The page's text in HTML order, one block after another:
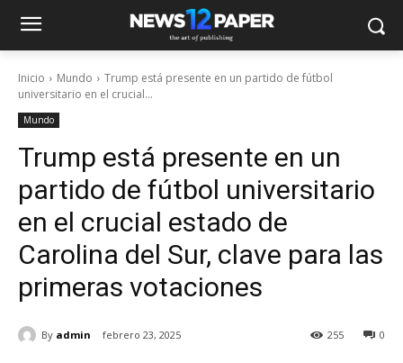
Inicio Mundo
Trump está presente en un partido de fútbol
universitario en el crucial...
Mundo
Trump está presente en un
partido de fútbol universitario
en el crucial estado de
Carolina del Sur, clave para las
primeras votaciones
By admin febrero 23, 2025 0
255